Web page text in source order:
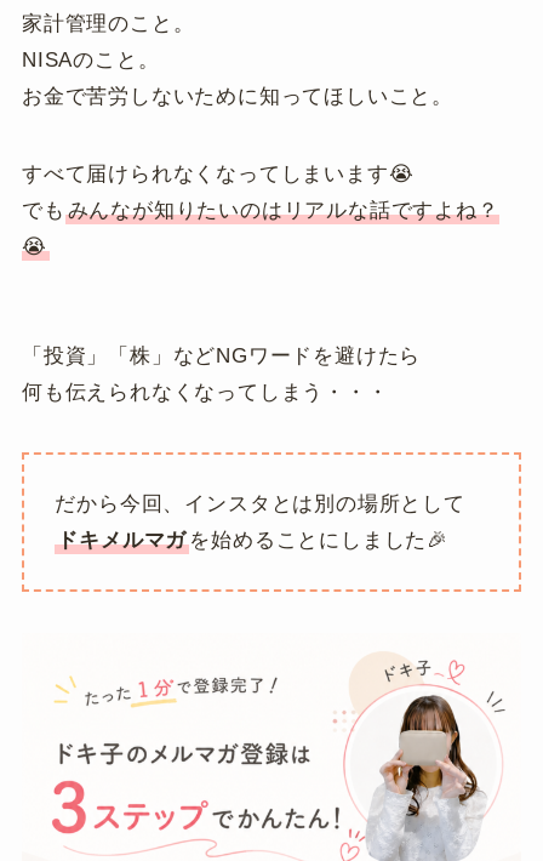
家計管理のこと。
NISAのこと。
お金で苦労しないために知ってほしいこと。
すべて届けられなくなってしまいます😭
でも みんなが知りたいのはリアルな話ですよね？
😭
「投資」「株」などNGワードを避けたら
何も伝えられなくなってしまう・・・
だから今回、インスタとは別の場所として
ドキメルマガを始めることにしました🎉